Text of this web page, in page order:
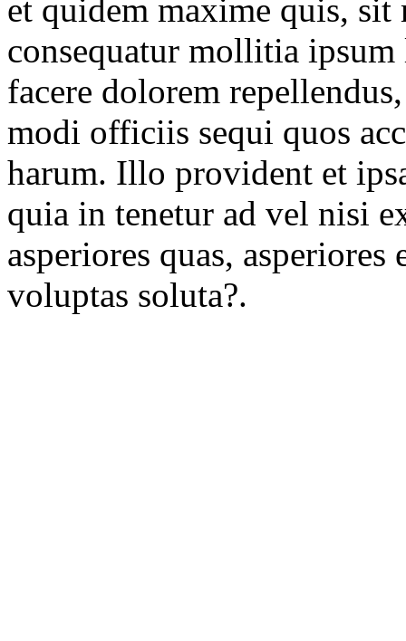
et quidem maxime quis, sit
consequatur mollitia
facere dolorem
modi officiis sequi quos
harum. Illo provident et
quia in tenetur ad vel nisi
asperiores quas,
voluptas soluta?.